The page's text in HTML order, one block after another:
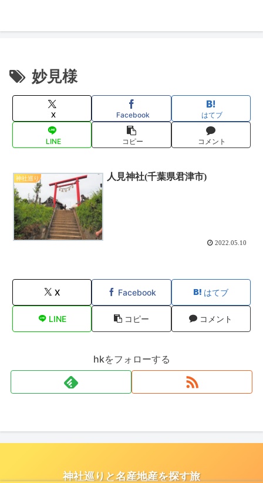
妙見様
X Facebook はてブ
LINE コピー コメント
神社巡り 人見神社(千葉県君津市)
2022.05.10
X Facebook はてブ
LINE コピー コメント
hkをフォローする
神社巡りと名産地産を探す旅